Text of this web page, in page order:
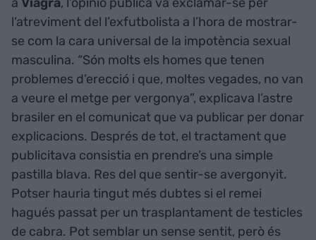
l’atreviment del l’exfutbolista a l’hora de mostrar-
se com la cara universal de la impotència sexual
masculina. “Són molts els homes que tenen
problemes d’erecció i que, moltes vegades, no van
a veure el metge per vergonya”, explicava l’astre
brasiler en el comunicat que va publicar per donar
explicacions. Després de tot, el tractament que
publicitava consistia en prendre’s una simple
pastilla blava. Res del que sentir-se avergonyit.
Potser hauria tingut més dubtes si el remei
hagués passat per un trasplantament de testicles
de cabra. Pot semblar un sense sentit, però és